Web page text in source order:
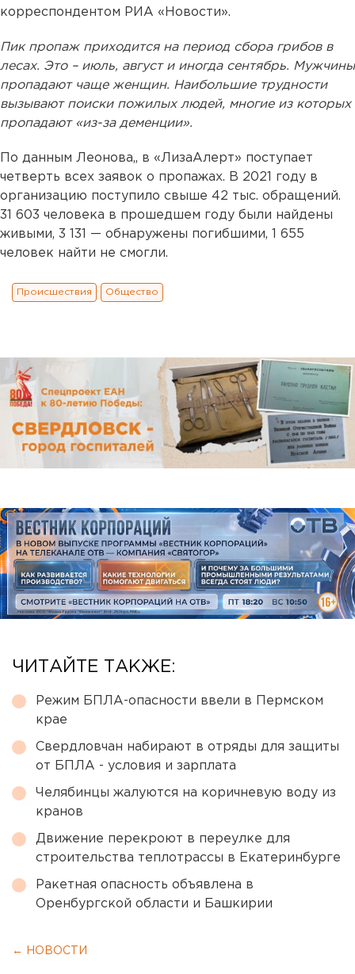
корреспондентом РИА «Новости».
Пик пропаж приходится на период сбора грибов в
лесах. Это – июль, август и иногда сентябрь. Мужчины
пропадают чаще женщин. Наибольшие трудности
вызывают поиски пожилых людей, многие из которых
пропадают «из-за деменции».
По данным Леонова,, в «ЛизаАлерт» поступает
четверть всех заявок о пропажах. В 2021 году в
организацию поступило свыше 42 тыс. обращений.
31 603 человека в прошедшем году были найдены
живыми, 3 131 — обнаружены погибшими, 1 655
человек найти не смогли.
Происшествия Общество
ЧИТАЙТЕ ТАКЖЕ:
Режим БПЛА-опасности ввели в Пермском
крае
Свердловчан набирают в отряды для защиты
от БПЛА - условия и зарплата
Челябинцы жалуются на коричневую воду из
кранов
Движение перекроют в переулке для
строительства теплотрассы в Екатеринбурге
Ракетная опасность объявлена в
Оренбургской области и Башкирии
← НОВОСТИ